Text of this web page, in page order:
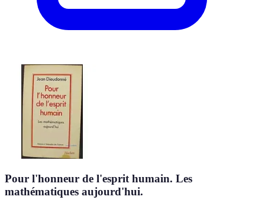
Pour l'honneur de l'esprit humain. Les
mathématiques aujourd'hui.